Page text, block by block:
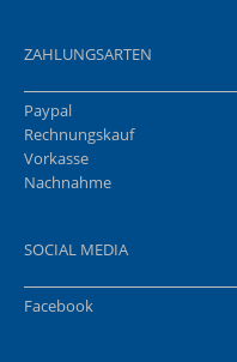
ZAHLUNGSARTEN
Paypal
Rechnungskauf
Vorkasse
Nachnahme
SOCIAL MEDIA
Facebook